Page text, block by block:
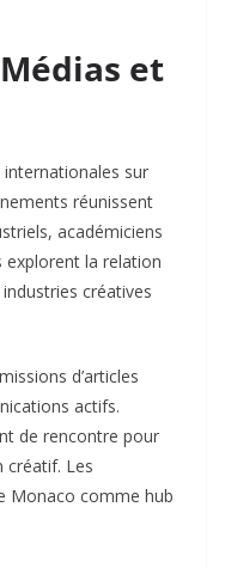
et
sur
réunissent
académiciens
explorent la relation
créatives
d’articles
actifs.
de rencontre pour
créatif. Les
Monaco comme hub